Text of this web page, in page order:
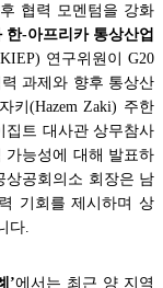
협력 모멘텀을 강화
한-아프리카 통상산업
연구위원이 G20
과제와 향후 통상산
키(Hazem Zaki) 주한
집트 대사관 상무참사
가능성에 대해 발표하
상공회의소 회장은 남
기회를 제시하며 상
다.
’에서는 최근 양 지역